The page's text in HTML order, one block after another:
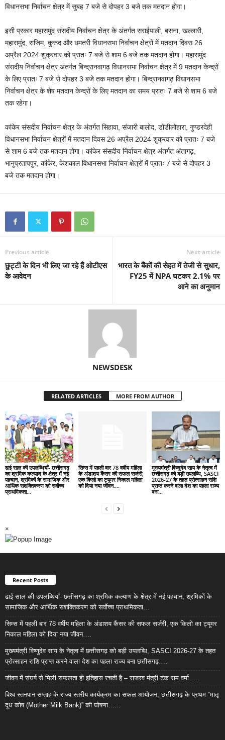
विधानसभा निर्वाचन क्षेत्र में सुबह 7 बजे से दोपहर 3 बजे तक मतदान होगा।
इसी प्रकार महासमुंद संसदीय निर्वाचन क्षेत्र के अंतर्गत सराईपाली, बसना, खल्लारी,
महासमुंद, राजिम, कुरूद और धमतरी विधानसभा निर्वाचन क्षेत्रों में मतदान दिवस 26
अप्रैल 2024 शुक्रवार को प्रातः 7 बजे से शाम 6 बजे तक मतदान होगा। महासमुंद
संसदीय निर्वाचन क्षेत्र अंतर्गत बिन्द्रानवागढ़ विधानसभा निर्वाचन क्षेत्र में 9 मतदान केन्द्रों
के लिए प्रातः 7 बजे से दोपहर 3 बजे तक मतदान होगा। बिन्द्रानवागढ़ विधानसभा
निर्वाचन क्षेत्र के शेष मतदान केन्द्रों के लिए मतदान का समय प्रातः 7 बजे से शाम 6 बजे
तक रहेगा।
कांकेर संसदीय निर्वाचन क्षेत्र के अंतर्गत सिहावा, संजारी बालोद, डोंडीलोहारा, गुण्डरदेही
विधानसभा निर्वाचन क्षेत्रों में मतदान दिवस 26 अप्रैल 2024 शुक्रवार को प्रातः 7 बजे
से शाम 6 बजे तक मतदान होगा। कांकेर संसदीय निर्वाचन क्षेत्र अंतर्गत अंतागढ़,
भानुप्रतापपुर, कांकेर, केशकाल विधानसभा निर्वाचन क्षेत्रों में प्रातः 7 बजे से दोपहर 3
बजे तक मतदान होगा।
Previous article
छुट्टी के दिन भी लिए जा रहे हैं ओटीएस
के आवेदन
Next article
भारत के बैंकों की सेहत में तेजी से सुधार,
FY25 में NPA घटकर 2.1% पर
आने का अनुमान
NEWSDESK
RELATED ARTICLES MORE FROM AUTHOR
ढाई साल की उपलब्धियाँ- छत्तीसगढ़
का श्रमिक कल्याण के क्षेत्र में नई
पहचान, श्रमिकों के सामाजिक और
आर्थिक सशक्तिकरण को सर्वाेच्च
प्राथमिकता…
सिम्स में पहली बार 78 वर्षीय महिला
के अंडाशय कैंसर की सफल सर्जरी,
एक किलो का ट्यूमर निकाल महिला
को दिया नया जीवन….
मुख्यमंत्री विष्णुदेव साय के नेतृत्व में
छत्तीसगढ़ को बड़ी उपलब्धि, SASCI
2026-27 के तहत प्रोत्साहन राशि
प्राप्त करने वाला देश का पहला राज्य
बना...
×
Recent Posts
ढाई साल की उपलब्धियाँ- छत्तीसगढ़ का श्रमिक कल्याण के क्षेत्र में नई पहचान, श्रमिकों के
सामाजिक और आर्थिक सशक्तिकरण को सर्वाेच्च प्राथमिकता…
सिम्स में पहली बार 78 वर्षीय महिला के अंडाशय कैंसर की सफल सर्जरी, एक किलो का ट्यूमर
निकाल महिला को दिया नया जीवन….
मुख्यमंत्री विष्णुदेव साय के नेतृत्व में छत्तीसगढ़ को बड़ी उपलब्धि, SASCI 2026-27 के तहत
प्रोत्साहन राशि प्राप्त करने वाला देश का पहला राज्य बना छत्तीसगढ़….
जीवन में संघर्ष से मिली सफलता ही इतिहास रचती है – राजस्व मंत्री टंक राम वर्मा…..
विश्व स्तनपान सप्ताह के राज्य स्तरीय कार्यक्रम का सफल आयोजन, छत्तीसगढ़ के प्रथम “मातृ
दूध कोष (Mother Milk Bank)” की घोषणा……